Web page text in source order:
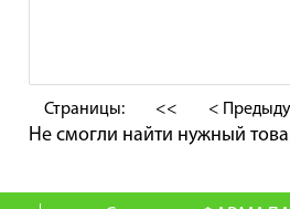
Страницы: << <
Не смогли найти нужный